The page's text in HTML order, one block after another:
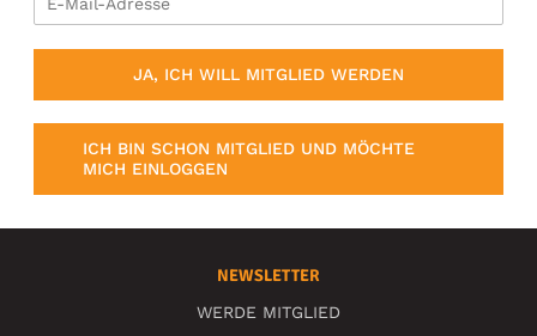
JA, ICH WILL MITGLIED WERDEN
ICH BIN SCHON MITGLIED UND MÖCHTE
MICH EINLOGGEN
NEWSLETTER
WERDE MITGLIED